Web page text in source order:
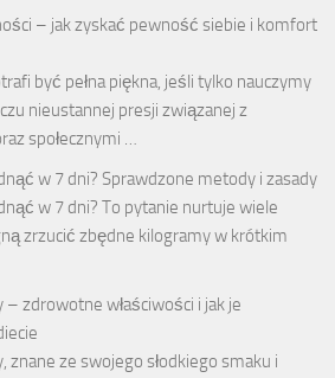
– jak zyskać pewność siebie i komfort
być pełna piękna, jeśli tylko nauczymy
nieustannej presji związanej z
społecznymi …
w 7 dni? Sprawdzone metody i zasady
w 7 dni? To pytanie nurtuje wiele
zrzucić zbędne kilogramy w krótkim
– zdrowotne właściwości i jak je
znane ze swojego słodkiego smaku i